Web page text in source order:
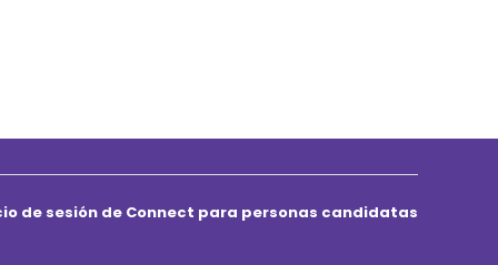
de sesión de Connect para personas candidatas